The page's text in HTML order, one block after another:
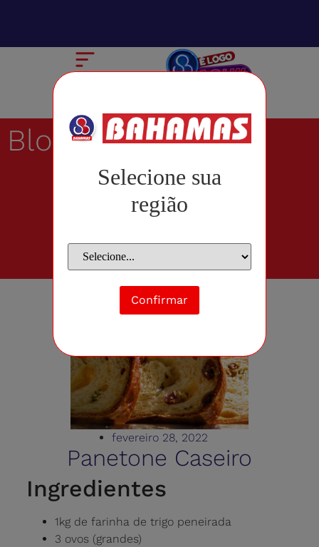
Selecione sua
região
Confirmar
Blog
fevereiro 28, 2022
Panetone Caseiro
Ingredientes
1kg de farinha de trigo peneirada
3 ovos (grandes)